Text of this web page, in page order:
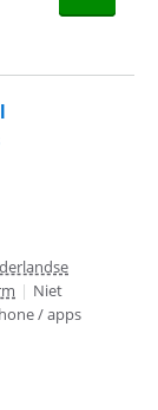
| Niet
/ apps